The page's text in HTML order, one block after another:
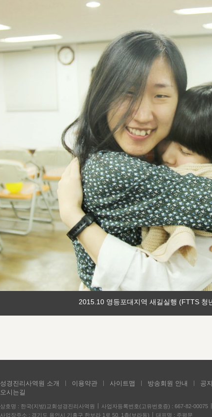
2015.10 영등포대지역 새길실행 (FTTS 청
성경진리사역원 소개 이용약관 사이트맵 방송회원 안내 공
오시는길
상호명 : 한국(지방)교회성경진리사역원 사업자등록번호(고유번호증) : 667-82-00075
사업장주소 : 경기도 용인시 기흥구 한보라 1로 50, 1층(보라동)
대표명 : 주평문